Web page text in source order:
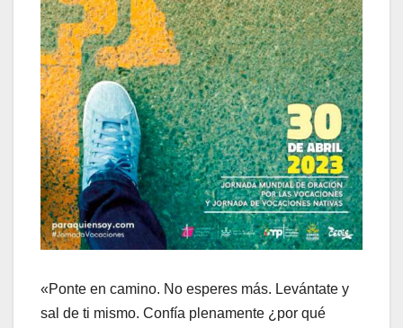
«Ponte en camino. No esperes más. Levántate y
sal de ti mismo. Confía plenamente ¿por qué